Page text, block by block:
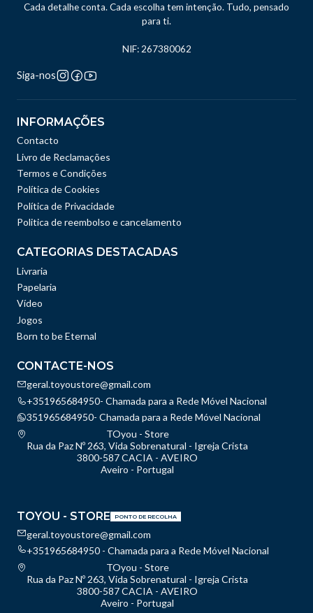
Cada detalhe conta. Cada escolha tem intenção. Tudo, pensado
para ti.
NIF: 267380062
Siga-nos
INFORMAÇÕES
Contacto
Livro de Reclamações
Termos e Condições
Política de Cookies
Política de Privacidade
Politica de reembolso e cancelamento
CATEGORIAS DESTACADAS
Livraria
Papelaria
Vídeo
Jogos
Born to be Eternal
CONTACTE-NOS
geral.toyoustore@gmail.com
+351965684950- Chamada para a Rede Móvel Nacional
351965684950- Chamada para a Rede Móvel Nacional
TOyou - Store
Rua da Paz Nº 263, Vida Sobrenatural - Igreja Crista
3800-587 CACIA - AVEIRO
Aveiro - Portugal
TOYOU - STORE PONTO DE RECOLHA
geral.toyoustore@gmail.com
+351965684950 - Chamada para a Rede Móvel Nacional
TOyou - Store
Rua da Paz Nº 263, Vida Sobrenatural - Igreja Crista
3800-587 CACIA - AVEIRO
Aveiro - Portugal